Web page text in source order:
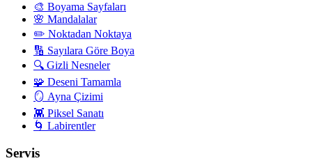
🎨 Boyama Sayfaları
🌸 Mandalalar
✏️ Noktadan Noktaya
🔢 Sayılara Göre Boya
🔍 Gizli Nesneler
🧩 Deseni Tamamla
🪞 Ayna Çizimi
👾 Piksel Sanatı
🌀 Labirentler
Servis